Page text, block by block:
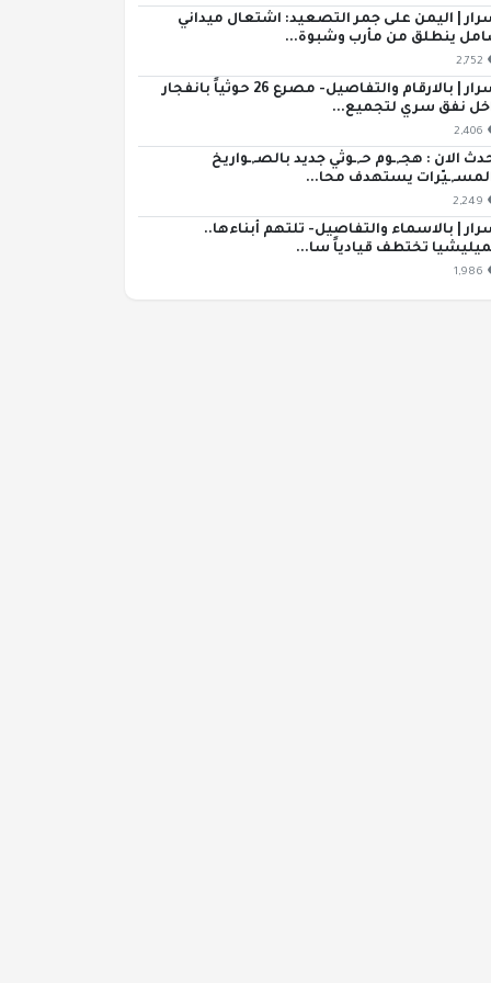
| اليمن على جمر التصعيد: اشتعال ميداني
ينطلق من مأرب وشبوة...
2,752
اسرار | بالارقام والتفاصيل- مصرع 26 حوثياً بانفجار
نفق سري لتجميع...
2,406
الان : هجـ,ـوم حـ,ـوثي جديد بالصـ,ـواريخ
يستهدف محا...
2,249
| بالاسماء والتفاصيل- تلتهم أبناءها..
تختطف قيادياً سا...
1,986